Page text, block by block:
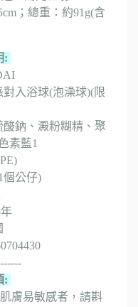
；總重：約91g(含
:
入浴球(泡澡球)(限
鈉、澱粉糊精、聚
素藍1
個公仔)
:
膚易敏感者，請斟